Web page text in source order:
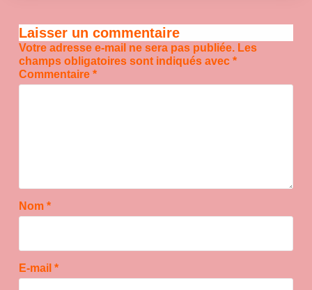
Laisser un commentaire
Votre adresse e-mail ne sera pas publiée. Les
champs obligatoires sont indiqués avec *
Commentaire *
Nom *
E-mail *